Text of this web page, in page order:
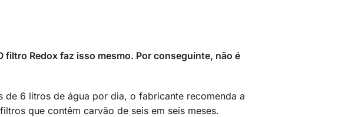
filtro Redox faz isso mesmo. Por conseguinte, não é
6 litros de água por dia, o fabricante recomenda a
que contêm carvão de seis em seis meses.